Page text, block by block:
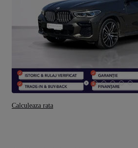
Calculeaza rata